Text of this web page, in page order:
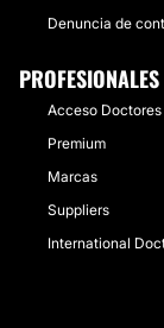
Denuncia de
PROFESIONALES
Acceso Doctores
Premium
Marcas
Suppliers
International